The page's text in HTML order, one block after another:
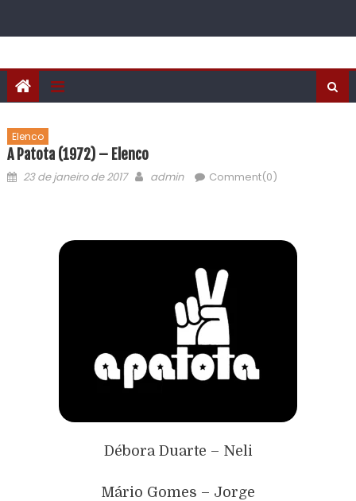
Elenco
A Patota (1972) – Elenco
23 de janeiro de 2017 admin Comment(0)
Débora Duarte – Neli
Mário Gomes – Jorge